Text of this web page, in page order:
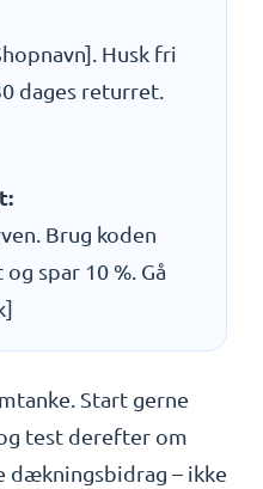
Husk fri
dages returret.
Brug koden
spar 10 %. Gå
Start gerne
test derefter om
dækningsbidrag – ikke